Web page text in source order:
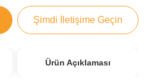
Şimdi İletişime Geçin
Ürün Açıklaması